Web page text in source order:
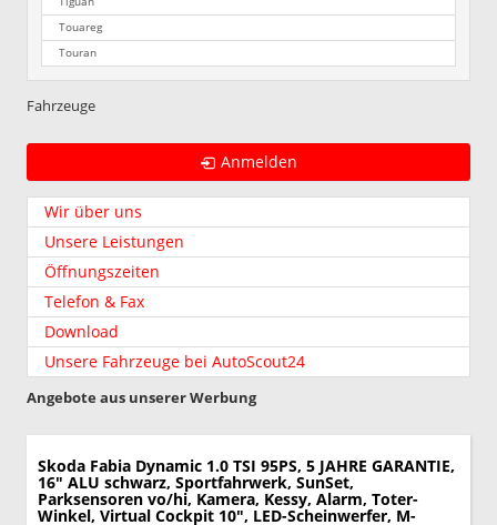
Touareg
Touran
Fahrzeuge
Anmelden
Wir über uns
Unsere Leistungen
Öffnungszeiten
Telefon & Fax
Download
Unsere Fahrzeuge bei AutoScout24
Angebote aus unserer Werbung
Skoda Fabia Dynamic 1.0 TSI 95PS, 5 JAHRE GARANTIE,
16" ALU schwarz, Sportfahrwerk, SunSet,
Parksensoren vo/hi, Kamera, Kessy, Alarm, Toter-
Winkel, Virtual Cockpit 10", LED-Scheinwerfer, M-